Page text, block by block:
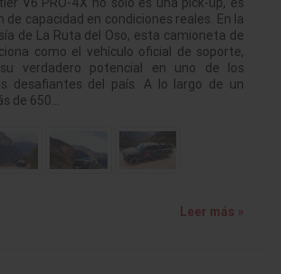
de capacidad en condiciones reales. En la
de La Ruta del Oso, esta camioneta de
como el vehículo oficial de soporte,
verdadero potencial en uno de los
desafiantes del país. A lo largo de un
de 650…
Leer más »